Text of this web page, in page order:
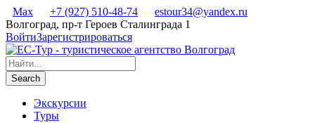
Max +7 (927) 510-48-74
estour34@yandex.ru
Волгоград, пр-т Героев Сталинграда 1
ВойтиЗарегистрироваться
Экскурсии
Туры